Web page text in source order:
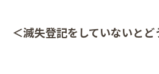
＜滅失登記をしていないとど